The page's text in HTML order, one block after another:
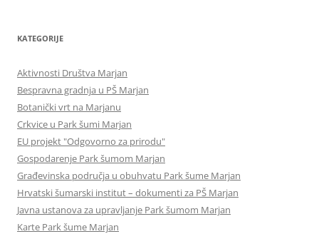
KATEGORIJE
Aktivnosti Društva Marjan
Bespravna gradnja u PŠ Marjan
Botanički vrt na Marjanu
Crkvice u Park šumi Marjan
EU projekt "Odgovorno za prirodu"
Gospodarenje Park šumom Marjan
Građevinska područja u obuhvatu Park šume Marjan
Hrvatski šumarski institut – dokumenti za PŠ Marjan
Javna ustanova za upravljanje Park šumom Marjan
Karte Park šume Marjan